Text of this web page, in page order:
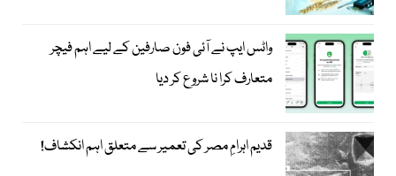
واٹس ایپ نے آئی فون صارفین کے لیے اہم فیچر
متعارف کرا نا شروع کر دیا
قدیم اہرامِ مصر کی تعمیر سے متعلق اہم انکشاف!